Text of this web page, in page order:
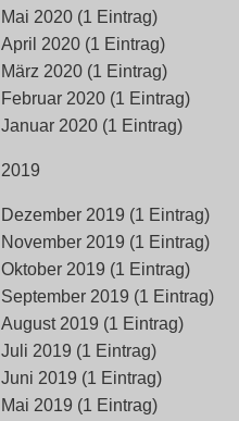
Mai 2020 (1 Eintrag)
April 2020 (1 Eintrag)
März 2020 (1 Eintrag)
Februar 2020 (1 Eintrag)
Januar 2020 (1 Eintrag)
2019
Dezember 2019 (1 Eintrag)
November 2019 (1 Eintrag)
Oktober 2019 (1 Eintrag)
September 2019 (1 Eintrag)
August 2019 (1 Eintrag)
Juli 2019 (1 Eintrag)
Juni 2019 (1 Eintrag)
Mai 2019 (1 Eintrag)